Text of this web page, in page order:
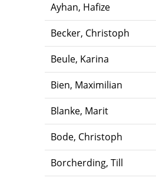
Ayhan, Hafize
Becker, Christoph
Beule, Karina
Bien, Maximilian
Blanke, Marit
Bode, Christoph
Borcherding, Till